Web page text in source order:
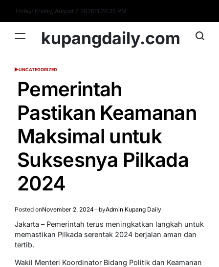
content
Today: Friday, August 7 202611:28:35 PM
kupangdaily.com
POSTED
UNCATEGORIZED
Pemerintah
Pastikan Keamanan
Maksimal untuk
Suksesnya Pilkada
2024
Posted onNovember 2, 2024 byAdmin Kupang Daily
Jakarta – Pemerintah terus meningkatkan langkah untuk
memastikan Pilkada serentak 2024 berjalan aman dan
tertib.
Wakil Menteri Koordinator Bidang Politik dan Keamanan